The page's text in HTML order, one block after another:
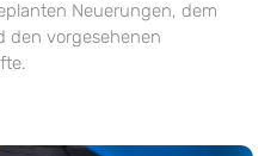
Neuerungen, dem
den vorgesehenen